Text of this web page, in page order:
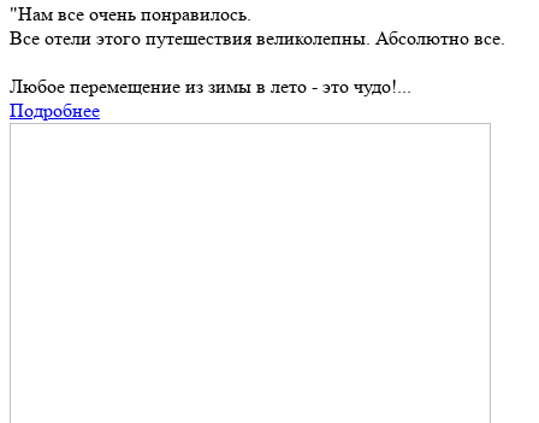
"Нам все очень понравилось.
Все отели этого путешествия великолепны. Абсолютно все.
Любое перемещение из зимы в лето - это чудо!...
Подробнее